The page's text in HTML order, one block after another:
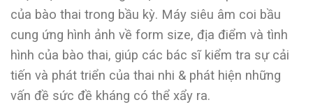
của bào thai trong bầu kỳ. Máy siêu âm coi bầu
cung ứng hình ảnh về form size, địa điểm và tình
hình của bào thai, giúp các bác sĩ kiểm tra sự cải
tiến và phát triển của thai nhi & phát hiện những
vấn đề sức đề kháng có thể xẩy ra.